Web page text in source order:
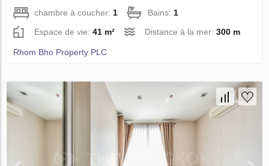
chambre à coucher: 1 Bains: 1
Espace de vie:41 m² Distance à la mer:300 m
Rhom Bho Property PLC